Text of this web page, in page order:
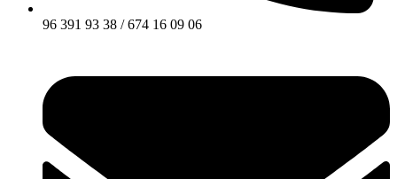
96 391 93 38 / 674 16 09 06